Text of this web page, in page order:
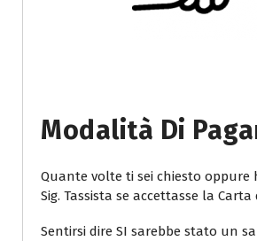
Modalità Di
Quante volte ti sei chiesto oppure
Sig. Tassista se accettasse la Carta
Sentirsi dire SI sarebbe stato un